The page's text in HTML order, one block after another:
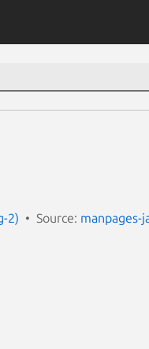
2) Source: manpages-